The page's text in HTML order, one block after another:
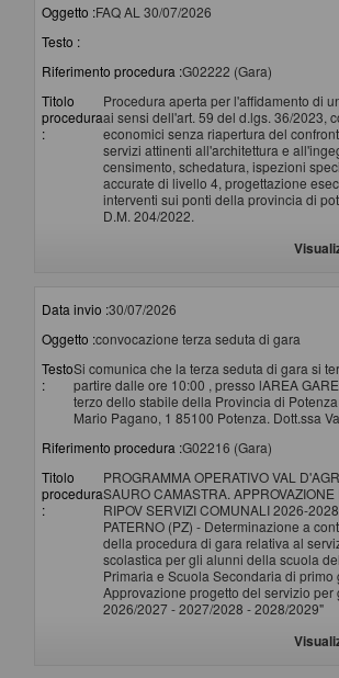
Oggetto :FAQ AL 30/07/2026
Testo :
Riferimento procedura :G02222 (Gara)
Titolo
procedura
:
Procedura aperta per l'affidamento di
ai sensi dell'art. 59 del d.lgs. 36/2023,
economici senza riapertura del
servizi attinenti all'architettura e
censimento, schedatura, ispezioni
accurate di livello 4, progettazione
interventi sui ponti della provincia di
D.M. 204/2022.
Data invio :30/07/2026
Oggetto :convocazione terza seduta di gara
Testo
:
Si comunica che la terza seduta di gara si
partire dalle ore 10:00 , presso lAREA
terzo dello stabile della Provincia di
Mario Pagano, 1 85100 Potenza. Dott.ssa
Riferimento procedura :G02216 (Gara)
Titolo
procedura
:
PROGRAMMA OPERATIVO VAL
SAURO CAMASTRA. APPROVAZIONE
RIPOV SERVIZI COMUNALI 2026-
PATERNO (PZ) - Determinazione a
della procedura di gara relativa al
scolastica per gli alunni della scuola
Primaria e Scuola Secondaria di primo
Approvazione progetto del servizio per
2026/2027 - 2027/2028 - 2028/2029"